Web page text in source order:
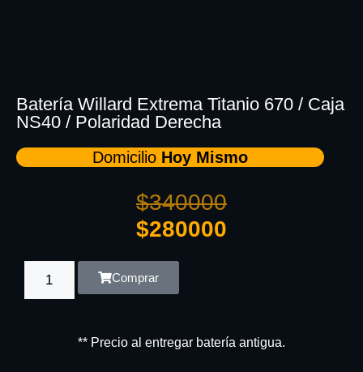
Batería Willard Extrema Titanio 670 / Caja
NS40 / Polaridad Derecha
Domicilio Hoy Mismo
$340000
$280000
Comprar
** Precio al entregar batería antigua.